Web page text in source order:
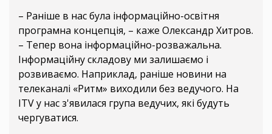
– Раніше в нас була інформаційно-освітня
програмна концепція, – каже Олександр Хитров.
– Тепер вона інформаційно-розважальна.
Інформаційну складову ми залишаємо і
розвиваємо. Наприклад, раніше новини на
телеканалі «Ритм» виходили без ведучого. На
ITV у нас з'явилася група ведучих, які будуть
чергуватися.